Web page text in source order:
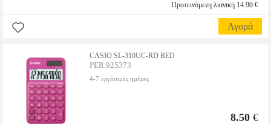
Προτεινόμενη λιανική 14.90 €
Αγορά
CASIO SL-310UC-RD RED
PER.925373
4-7 εργάσιμες ημέρες
8.50 €